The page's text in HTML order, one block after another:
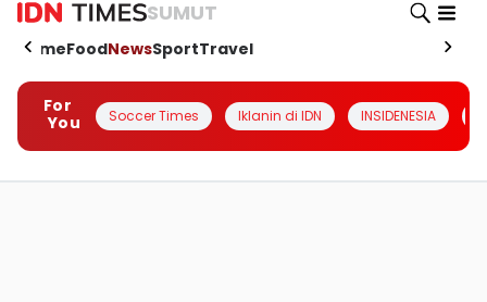
SUMUT
HomeFoodNewsSportTravel
For
You
Soccer Times Iklanin di IDN INSIDENESIA